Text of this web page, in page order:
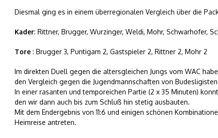
Diesmal ging es in einem überregionalen Vergleich über die
Kader: Rittner, Brugger, Wurzinger, Weldi, Mohr, Schwarhofer,
Tore : Brugger 3, Puntigam 2, Gastspieler 2, Rittner 2, Mohr 2
Im direkten Duell gegen die altersgleichen Jungs vom WAC
den Vergleich gegen die Jugendmannschaften von
In einer rasanten und temporeichen Partie (2 x 35 Minuten)
den wir dann auch bis zum Schluß hin stetig ausbauten.
Mit dem Endergebnis von 11:6 und einigen schönen
Heimreise antreten.